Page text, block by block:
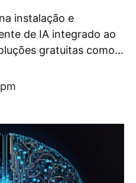
instalação e
de IA integrado ao
gratuitas como...